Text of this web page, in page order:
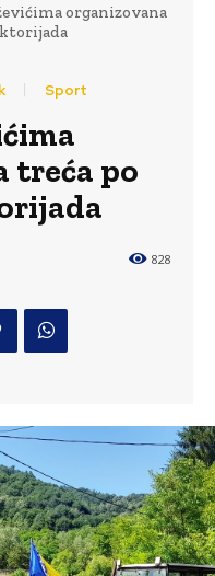
organizovana
Sport
treća po
828